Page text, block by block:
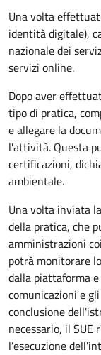
Una volta
identità digitale),
nazionale dei
servizi online.
Dopo aver
tipo di pratica,
e allegare la
l'attività. Questa
certificazioni,
ambientale.
Una volta inviata
della pratica, che
amministrazioni
potrà monitorare
dalla piattaforma
comunicazioni e
conclusione
necessario, il SUE
l'esecuzione